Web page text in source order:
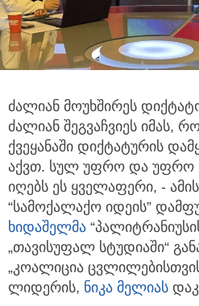
ძალიან მოუხშირეს
ძალიან შეგვაჩვიეს იმას,
ქვეყანაში დიქტატურის
აქვთ. სულ უფრო და უფრო
იღებს ეს ყველაფერი, -
“სამოქალაქო იდეის”
ხიდაშელმა
„თავისუფალ სტუდიაში“
„კოალიცია
ლიდერის, ნიკა მელიას